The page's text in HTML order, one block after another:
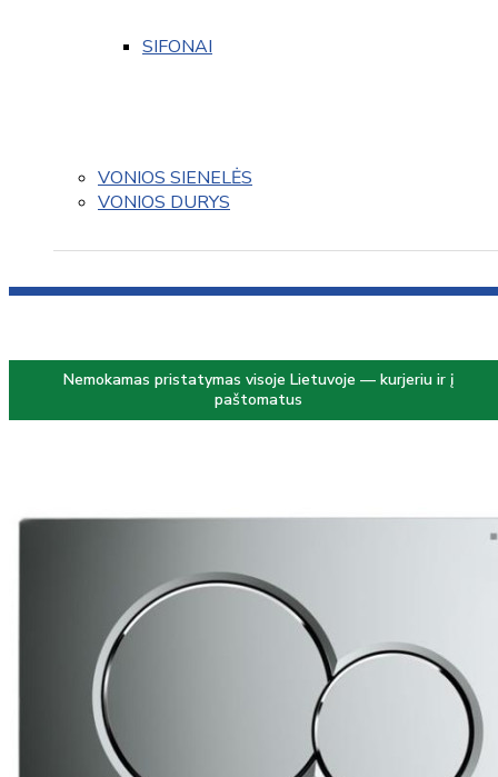
SIFONAI
VONIOS SIENELĖS
VONIOS DURYS
Nemokamas pristatymas visoje Lietuvoje — kurjeriu ir į
paštomatus